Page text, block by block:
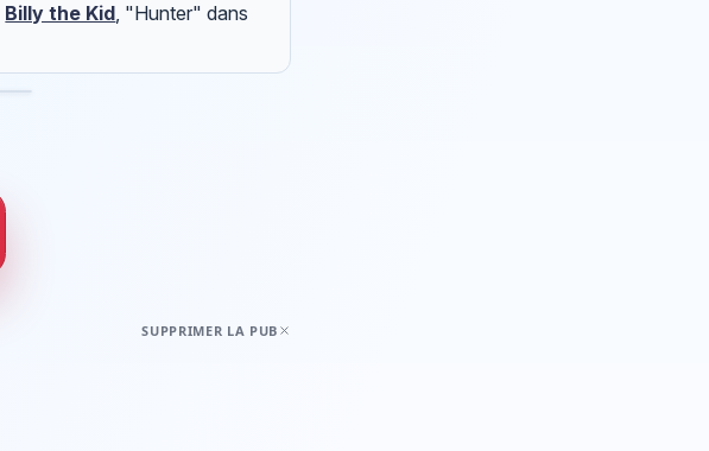
Billy the Kid, "Hunter" dans
SUPPRIMER LA PUB